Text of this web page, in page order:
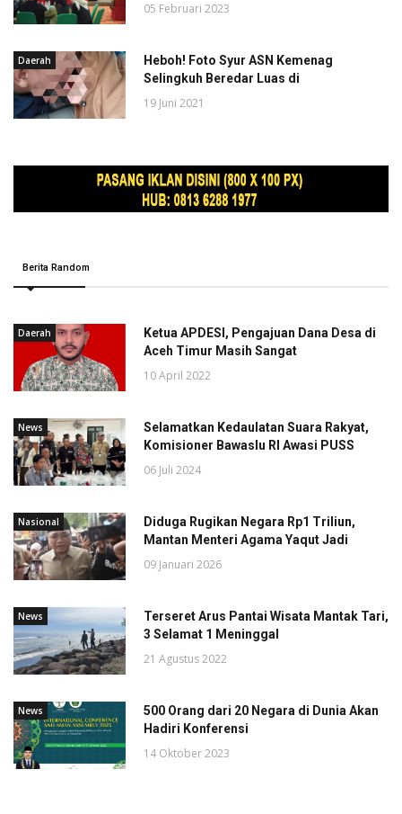
05 Februari 2023
Daerah
Heboh! Foto Syur ASN Kemenag
Selingkuh Beredar Luas di
19 Juni 2021
Berita Random
Daerah
Ketua APDESI, Pengajuan Dana Desa di
Aceh Timur Masih Sangat
10 April 2022
News
Selamatkan Kedaulatan Suara Rakyat,
Komisioner Bawaslu RI Awasi PUSS
06 Juli 2024
Nasional
Diduga Rugikan Negara Rp1 Triliun,
Mantan Menteri Agama Yaqut Jadi
09 Januari 2026
News
Terseret Arus Pantai Wisata Mantak Tari,
3 Selamat 1 Meninggal
21 Agustus 2022
News
500 Orang dari 20 Negara di Dunia Akan
Hadiri Konferensi
14 Oktober 2023